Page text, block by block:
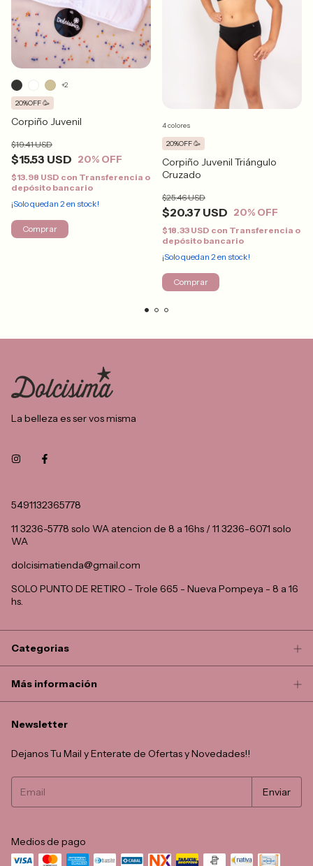
Corpiño Juvenil
$15.53 USD
$19.41 USD
20% OFF
20%OFF 🥳
$13.98 USD con Transferencia o
depósito bancario
¡Solo quedan 2 en stock!
+2
Comprar
Corpiño Juvenil Triángulo
Cruzado
$20.37 USD
$25.46 USD
20% OFF
20%OFF 🥳
$18.33 USD con Transferencia o
depósito bancario
¡Solo quedan 2en stock!
4 colores
Comprar
La belleza es ser vos misma
5491132365778
11 3236-5778 solo WA atencion de 8 a 16hs / 11 3236-6071 solo
WA
dolcisimatienda@gmail.com
SOLO PUNTO DE RETIRO - Trole 665 - Nueva Pompeya - 8 a 16
hs.
Categorias
Más información
Newsletter
Dejanos Tu Mail y Enterate de Ofertas y Novedades!!
Medios de pago